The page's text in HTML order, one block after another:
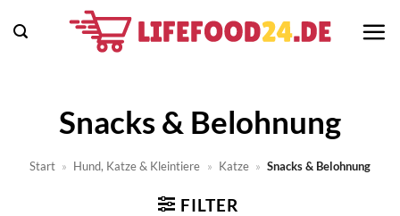
Inhalt
Snacks & Belohnung
Start » Hund, Katze & Kleintiere » Katze » Snacks & Belohnung
FILTER